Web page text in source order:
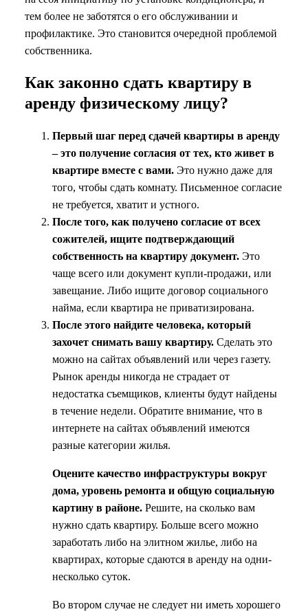
тем более не заботятся о его обслуживании и
профилактике. Это становится очередной проблемой
собственника.
Как законно сдать квартиру в
аренду физическому лицу?
Первый шаг перед сдачей квартиры в аренду
– это получение согласия от тех, кто живет в
квартире вместе с вами. Это нужно даже для
того, чтобы сдать комнату. Письменное согласие
не требуется, хватит и устного.
После того, как получено согласие от всех
сожителей, ищите подтверждающий
собственность на квартиру документ. Это
чаще всего или документ купли-продажи, или
завещание. Либо ищите договор социального
найма, если квартира не приватизирована.
После этого найдите человека, который
захочет снимать вашу квартиру. Сделать это
можно на сайтах объявлений или через газету.
Рынок аренды никогда не страдает от
недостатка съемщиков, клиенты будут найдены
в течение недели. Обратите внимание, что в
интернете на сайтах объявлений имеются
разные категории жилья.
Оцените качество инфраструктуры вокруг
дома, уровень ремонта и общую социальную
картину в районе. Решите, на сколько вам
нужно сдать квартиру. Больше всего можно
заработать либо на элитном жилье, либо на
квартирах, которые сдаются в аренду на одни-
несколько суток.
Во втором случае не следует ни иметь хорошего